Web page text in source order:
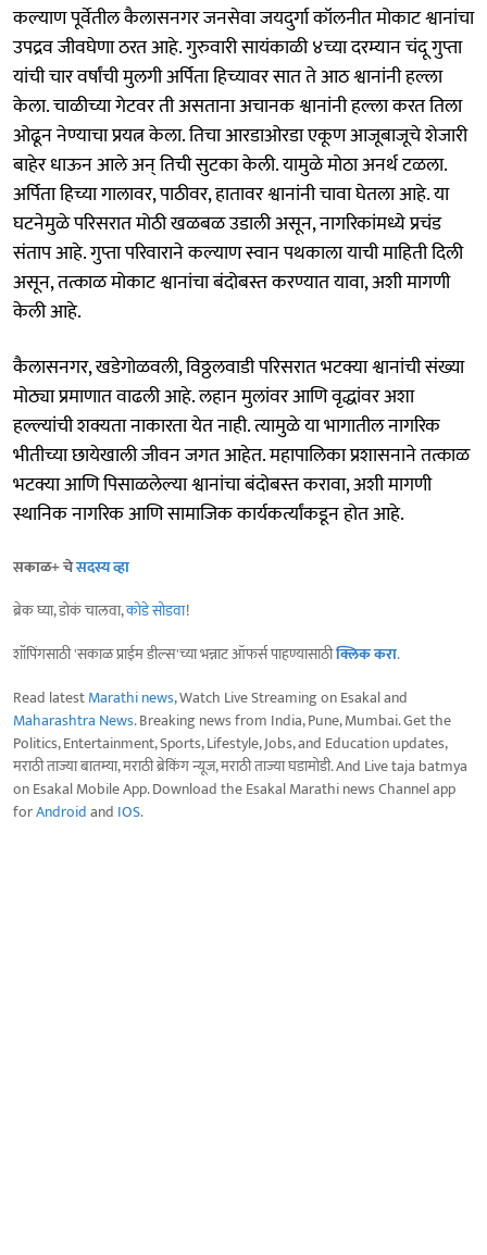
कल्याण पूर्वेतील कैलासनगर जनसेवा जयदुर्गा कॉलनीत मोकाट श्वानांचा
उपद्रव जीवघेणा ठरत आहे. गुरुवारी सायंकाळी ४च्या दरम्यान चंदू गुप्ता
यांची चार वर्षांची मुलगी अर्पिता हिच्यावर सात ते आठ श्वानांनी हल्ला
केला. चाळीच्या गेटवर ती असताना अचानक श्वानांनी हल्ला करत तिला
ओढून नेण्याचा प्रयत्न केला. तिचा आरडाओरडा एकूण आजूबाजूचे शेजारी
बाहेर धाऊन आले अन् तिची सुटका केली. यामुळे मोठा अनर्थ टळला.
अर्पिता हिच्या गालावर, पाठीवर, हातावर श्वानांनी चावा घेतला आहे. या
घटनेमुळे परिसरात मोठी खळबळ उडाली असून, नागरिकांमध्ये प्रचंड
संताप आहे. गुप्ता परिवाराने कल्याण स्वान पथकाला याची माहिती दिली
असून, तत्काळ मोकाट श्वानांचा बंदोबस्त करण्यात यावा, अशी मागणी
केली आहे.
कैलासनगर, खडेगोळवली, विठ्ठलवाडी परिसरात भटक्या श्वानांची संख्या
मोठ्या प्रमाणात वाढली आहे. लहान मुलांवर आणि वृद्धांवर अशा
हल्ल्यांची शक्यता नाकारता येत नाही. त्यामुळे या भागातील नागरिक
भीतीच्या छायेखाली जीवन जगत आहेत. महापालिका प्रशासनाने तत्काळ
भटक्या आणि पिसाळलेल्या श्वानांचा बंदोबस्त करावा, अशी मागणी
स्थानिक नागरिक आणि सामाजिक कार्यकर्त्यांकडून होत आहे.
सकाळ+ चेसदस्य व्हा
ब्रेक घ्या, डोकं चालवा,कोडे सोडवा!
शॉपिंगसाठी 'सकाळ प्राईम डील्स'च्या भन्नाट ऑफर्स पाहण्यासाठीक्लिक करा.
Read latestMarathi news, Watch Live Streaming on Esakal and
Maharashtra News. Breaking news from India, Pune, Mumbai. Get the
Politics, Entertainment, Sports, Lifestyle, Jobs, and Education updates,
मराठी ताज्या बातम्या, मराठी ब्रेकिंग न्यूज, मराठी ताज्या घडामोडी. And Live taja batmya
on Esakal Mobile App. Download the Esakal Marathi news Channel app
forAndroidand IOS.